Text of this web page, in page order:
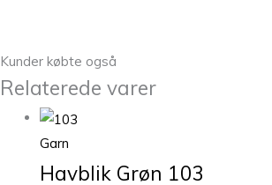
Kunder købte også
Relaterede varer
Garn
Havblik Grøn 103